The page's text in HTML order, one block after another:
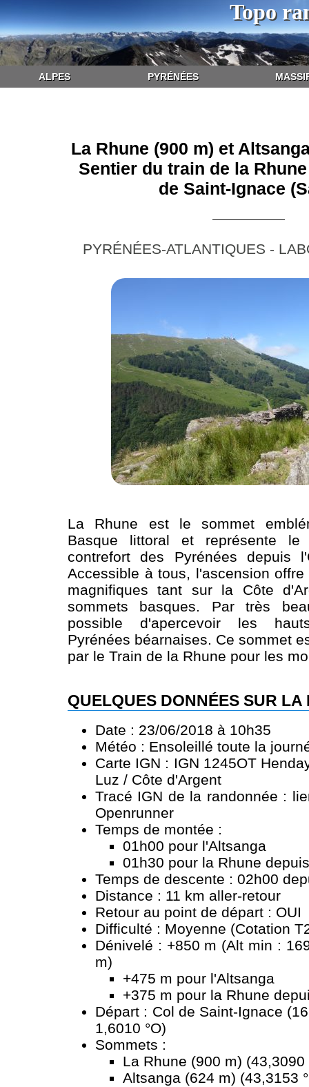
Topo
ALPES PYRÉNÉES
La Rhune (900 m) et
Sentier du train de la
de Saint-Ignace
PYRÉNÉES-ATLANTIQUES -
La Rhune est le sommet
Basque littoral et représente le
contrefort des Pyrénées depuis
Accessible à tous, l'ascension
magnifiques tant sur la Côte
sommets basques. Par très
possible d'apercevoir les
Pyrénées béarnaises. Ce sommet
par le Train de la Rhune pour les
QUELQUES DONNÉES SUR LA
Date : 23/06/2018 à 10h35
Météo : Ensoleillé toute la
Carte IGN : IGN 1245OT
Luz / Côte d'Argent
Tracé IGN de la randonnée :
Openrunner
Temps de montée :
01h00 pour l'Altsanga
01h30 pour la Rhune
Temps de descente : 02h00
Distance : 11 km aller-retour
Retour au point de départ : OUI
Difficulté : Moyenne (Cotation
Dénivelé : +850 m (Alt min :
m)
+475 m pour l'Altsanga
+375 m pour la Rhune
Départ : Col de Saint-Ignace
1,6010 °O)
Sommets :
La Rhune (900 m) (43,3090
Altsanga (624 m) (43,3153